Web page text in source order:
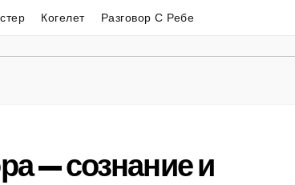
Когелет Разговор С Ребе
— сознание и